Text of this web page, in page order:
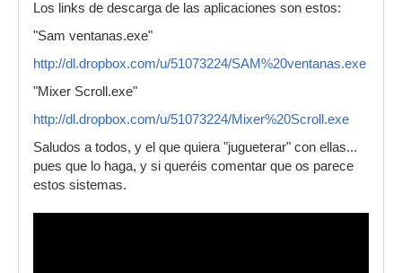
Los links de descarga de las aplicaciones son estos:
"Sam ventanas.exe"
http://dl.dropbox.com/u/51073224/SAM%20ventanas.exe
"Mixer Scroll.exe"
http://dl.dropbox.com/u/51073224/Mixer%20Scroll.exe
Saludos a todos, y el que quiera "jugueterar" con ellas...
pues que lo haga, y si queréis comentar que os parece
estos sistemas.